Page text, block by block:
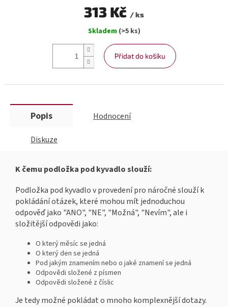
313 Kč / ks
cena:
Skladem (>5 ks)
Přidat do košíku
Popis Hodnocení
Diskuze
K čemu podložka pod kyvadlo slouží:
Podložka pod kyvadlo v provedení pro náročné slouží k
pokládání otázek, které mohou mít jednoduchou
odpověď jako "ANO", "NE", "Možná", "Nevím", ale i
složitější odpovědi jako:
O který měsíc se jedná
O který den se jedná
Pod jakým znamením nebo o jaké znamení se jedná
Odpovědi složené z písmen
Odpovědi složené z číslic
Je tedy možné pokládat o mnoho komplexnější dotazy.